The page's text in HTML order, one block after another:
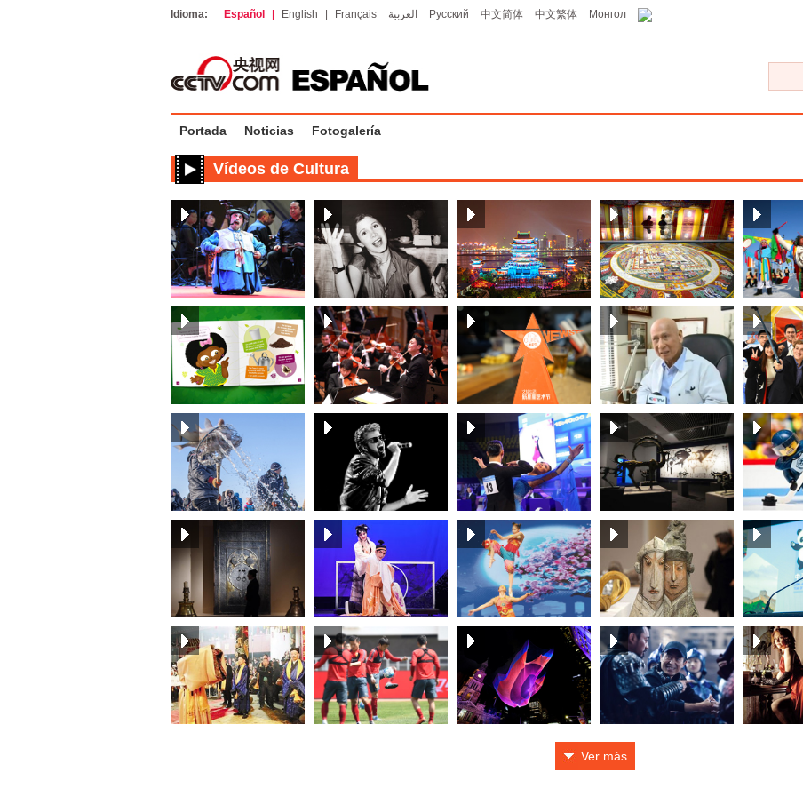
Idioma: Español English Français العربية Русский 中文简体 中文繁体 Монгол
Portada Noticias Fotogalería
Vídeos de Cultura
Ver más